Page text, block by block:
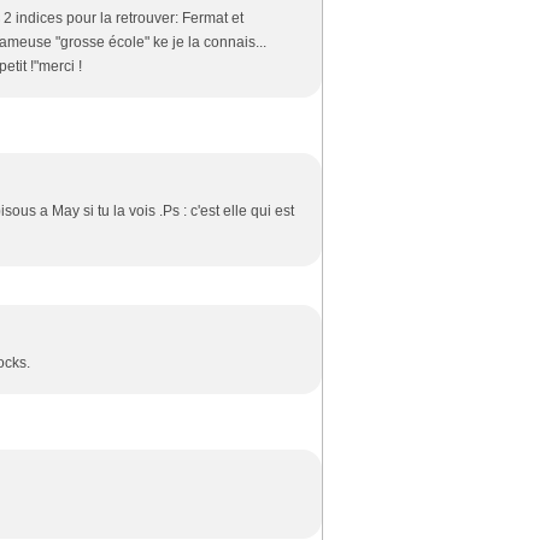
indices pour la retrouver: Fermat et
"grosse école" ke je la connais...
!"merci !
a May si tu la vois .Ps : c'est elle qui est